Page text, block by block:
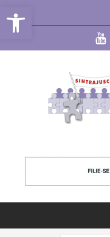
Abrir a barra de ferramentas